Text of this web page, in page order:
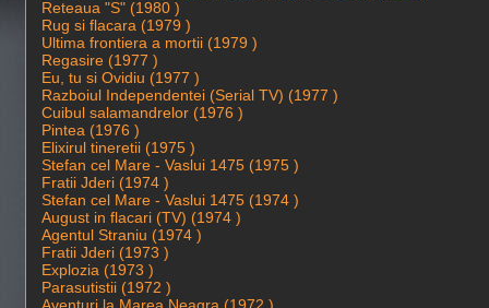
Reteaua "S" (1980 )
Rug si flacara (1979 )
Ultima frontiera a mortii (1979 )
Regasire (1977 )
Eu, tu si Ovidiu (1977 )
Razboiul Independentei (Serial TV) (1977 )
Cuibul salamandrelor (1976 )
Pintea (1976 )
Elixirul tineretii (1975 )
Stefan cel Mare - Vaslui 1475 (1975 )
Fratii Jderi (1974 )
Stefan cel Mare - Vaslui 1475 (1974 )
August in flacari (TV) (1974 )
Agentul Straniu (1974 )
Fratii Jderi (1973 )
Explozia (1973 )
Parasutistii (1972 )